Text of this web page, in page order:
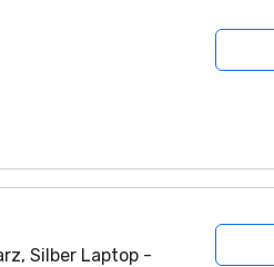
Silber Laptop -